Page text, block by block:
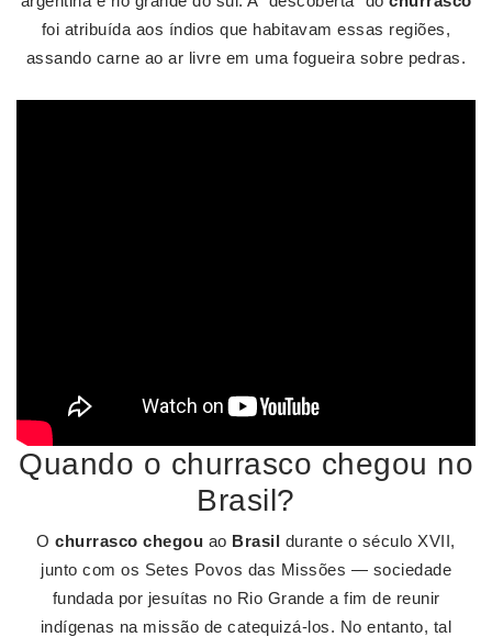
foi atribuída aos índios que habitavam essas regiões,
assando carne ao ar livre em uma fogueira sobre pedras.
Quando o churrasco chegou no
Brasil?
Ochurrasco chegou ao Brasil durante o século XVII,
junto com os Setes Povos das Missões — sociedade
fundada por jesuítas no Rio Grande a fim de reunir
indígenas na missão de catequizá-los. No entanto, tal